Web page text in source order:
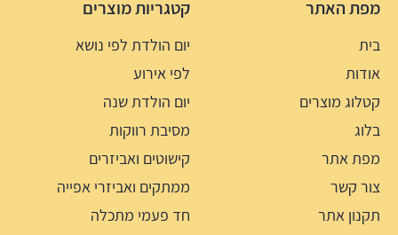
מפת האתר
בית
אודות
קטלוג מוצרים
בלוג
מפת אתר
צור קשר
תקנון אתר
קטגריות מוצרים
יום הולדת לפי נושא
לפי אירוע
יום הולדת שנה
מסיבת רווקות
קישוטים ואביזרים
ממתקים ואביזרי אפייה
חד פעמי מתכלה